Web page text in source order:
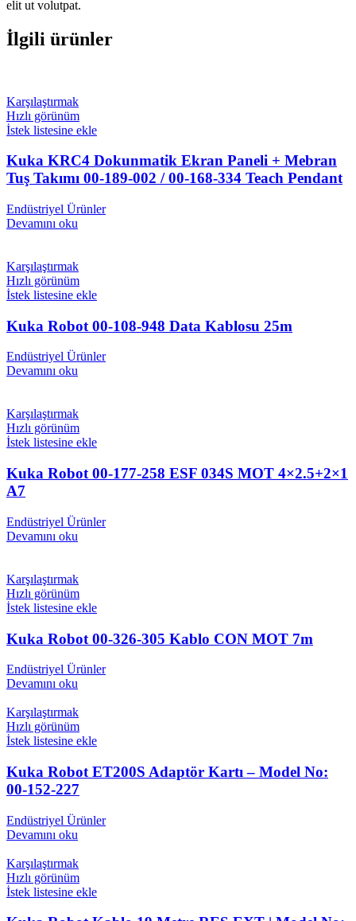
elit ut volutpat.
İlgili ürünler
Karşılaştırmak
Hızlı görünüm
İstek listesine ekle
Kuka KRC4 Dokunmatik Ekran Paneli + Mebran
Tuş Takımı 00-189-002 / 00-168-334 Teach Pendant
Endüstriyel Ürünler
Devamını oku
Karşılaştırmak
Hızlı görünüm
İstek listesine ekle
Kuka Robot 00-108-948 Data Kablosu 25m
Endüstriyel Ürünler
Devamını oku
Karşılaştırmak
Hızlı görünüm
İstek listesine ekle
Kuka Robot 00-177-258 ESF 034S MOT 4×2.5+2×1
A7
Endüstriyel Ürünler
Devamını oku
Karşılaştırmak
Hızlı görünüm
İstek listesine ekle
Kuka Robot 00-326-305 Kablo CON MOT 7m
Endüstriyel Ürünler
Devamını oku
Karşılaştırmak
Hızlı görünüm
İstek listesine ekle
Kuka Robot ET200S Adaptör Kartı – Model No:
00-152-227
Endüstriyel Ürünler
Devamını oku
Karşılaştırmak
Hızlı görünüm
İstek listesine ekle